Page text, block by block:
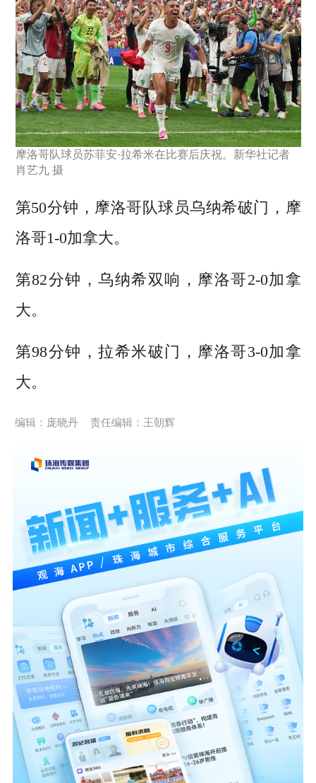
摩洛哥队球员苏菲安·拉希米在比赛后庆祝。新华社记者
肖艺九 摄
第50分钟，摩洛哥队球员乌纳希破门，摩
洛哥1-0加拿大。
第82分钟，乌纳希双响，摩洛哥2-0加拿
大。
第98分钟，拉希米破门，摩洛哥3-0加拿
大。
编辑：庞晓丹 责任编辑：王朝辉